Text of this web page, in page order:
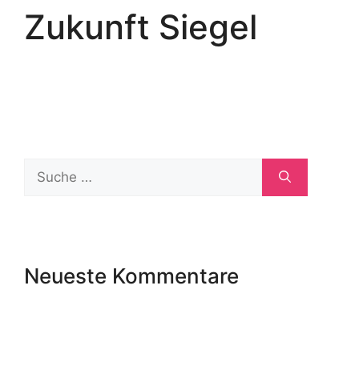
Zukunft Siegel
Neueste Kommentare